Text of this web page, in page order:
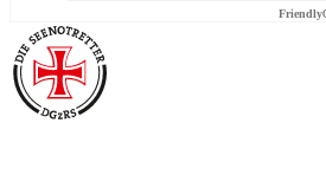
Friendly